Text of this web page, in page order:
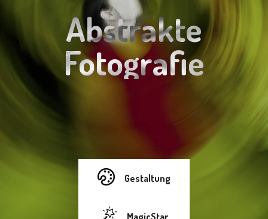
Abstrakte
Fotografie
Gestaltung
MagicStar